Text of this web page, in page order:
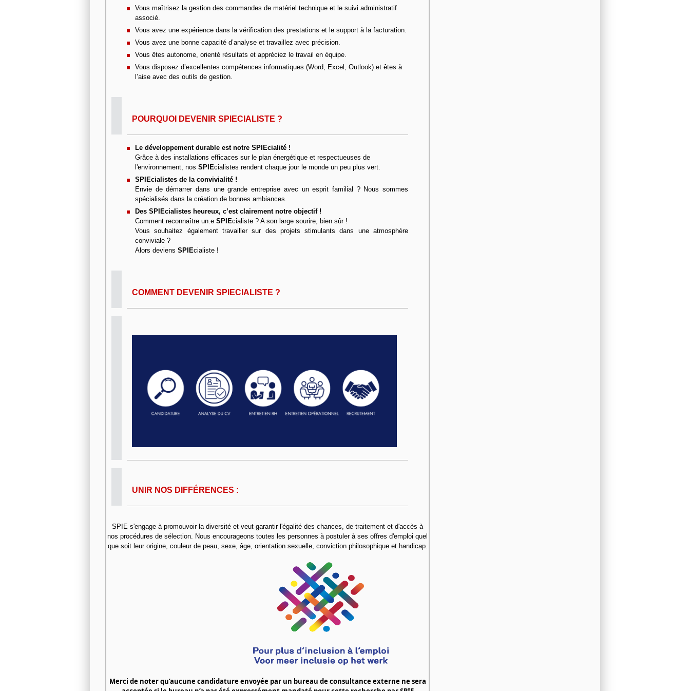
Vous maîtrisez la gestion des commandes de matériel technique et le suivi administratif
associé.
Vous avez une expérience dans la vérification des prestations et le support à la facturation.
Vous avez une bonne capacité d’analyse et travaillez avec précision.
Vous êtes autonome, orienté résultats et appréciez le travail en équipe.
Vous disposez d’excellentes compétences informatiques (Word, Excel, Outlook) et êtes à
l’aise avec des outils de gestion.
POURQUOI DEVENIR SPIECIALISTE ?
Le développement durable est notre SPIEcialité !
Grâce à des installations efficaces sur le plan énergétique et respectueuses de
l'environnement, nos SPIEcialistes rendent chaque jour le monde un peu plus vert.
SPIEcialistes de la convivialité !
Envie de démarrer dans une grande entreprise avec un esprit familial ? Nous sommes
spécialisés dans la création de bonnes ambiances.
Des SPIEcialistes heureux, c’est clairement notre objectif !
Comment reconnaître un.e SPIEcialiste ? A son large sourire, bien sûr !
Vous souhaitez également travailler sur des projets stimulants dans une atmosphère
conviviale ?
Alors deviens SPIEcialiste !
COMMENT DEVENIR SPIECIALISTE ?
UNIR NOS DIFFÉRENCES :
SPIE s'engage à promouvoir la diversité et veut garantir l'égalité des chances, de traitement et d'accès à
nos procédures de sélection. Nous encourageons toutes les personnes à postuler à ses offres d'emploi quel
que soit leur origine, couleur de peau, sexe, âge, orientation sexuelle, conviction philosophique et handicap.
Merci de noter qu’aucune candidature envoyée par un bureau de consultance externe ne sera